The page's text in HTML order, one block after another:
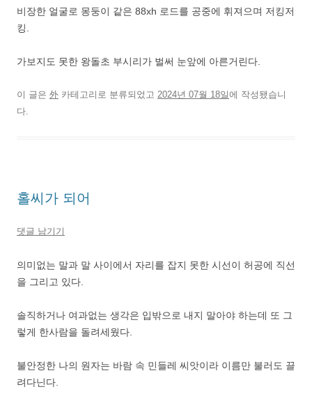
비장한 얼굴로 몽둥이 같은 88xh 로드를 공중에 휘져으며 저킹저
킹.
가보지도 못한 왕돌초 부시리가 벌써 눈앞에 아른거린다.
이 글은 外 카테고리로 분류되었고 2024년 07월 18일에 작성됐습니
다.
홀씨가 되어
댓글 남기기
의미없는 말과 말 사이에서 자리를 잡지 못한 시선이 허공에 직선
을 그리고 있다.
솔직하거나 여과없는 생각은 입밖으로 내지 말아야 하는데 또 그
렇게 한사람을 돌려세웠다.
불안정한 나의 원자는 바람 속 민들레 씨앗이라 이름만 불러도 끌
려다닌다.